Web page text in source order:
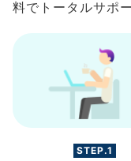
料でトータルサポ
STEP.1